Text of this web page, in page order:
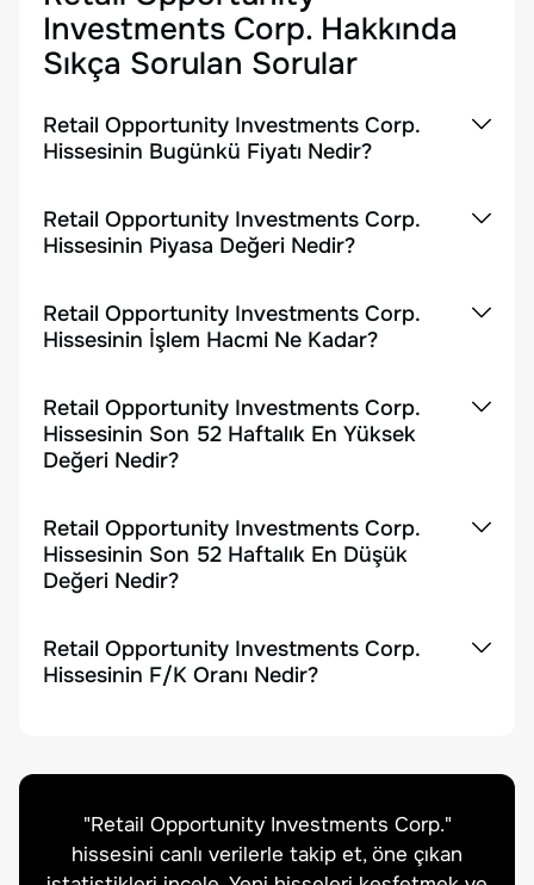
Investments Corp. Hakkında
Sıkça Sorulan Sorular
Retail Opportunity Investments Corp.
Hissesinin Bugünkü Fiyatı Nedir?
Retail Opportunity Investments Corp.
Hissesinin Piyasa Değeri Nedir?
Retail Opportunity Investments Corp.
Hissesinin İşlem Hacmi Ne Kadar?
Retail Opportunity Investments Corp.
Hissesinin Son 52 Haftalık En Yüksek
Değeri Nedir?
Retail Opportunity Investments Corp.
Hissesinin Son 52 Haftalık En Düşük
Değeri Nedir?
Retail Opportunity Investments Corp.
Hissesinin F/K Oranı Nedir?
"Retail Opportunity Investments Corp."
hissesini canlı verilerle takip et, öne çıkan